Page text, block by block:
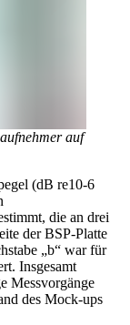
auf
(dB re10-6
die an drei
der BSP-Platte
„b“ war für
Insgesamt
Messvorgänge
des Mock-ups